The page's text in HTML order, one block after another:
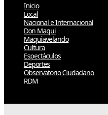
Inicio
Local
Nacional e Internacional
Don Maqui
Maquiavelando
Cultura
Espectáculos
Deportes
Observatorio Ciudadano
RDM